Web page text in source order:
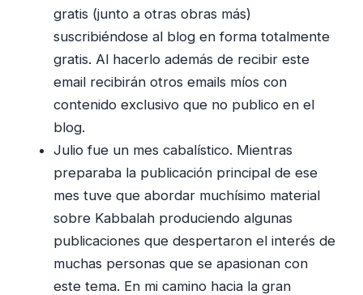
gratis (junto a otras obras más)
suscribiéndose al blog en forma totalmente
gratis. Al hacerlo además de recibir este
email recibirán otros emails míos con
contenido exclusivo que no publico en el
blog.
Julio fue un mes cabalístico. Mientras
preparaba la publicación principal de ese
mes tuve que abordar muchísimo material
sobre Kabbalah produciendo algunas
publicaciones que despertaron el interés de
muchas personas que se apasionan con
este tema. En mi camino hacia la gran